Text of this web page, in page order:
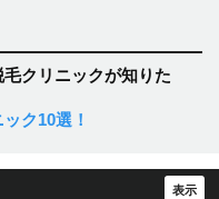
クリニックが知りた
ク10選！